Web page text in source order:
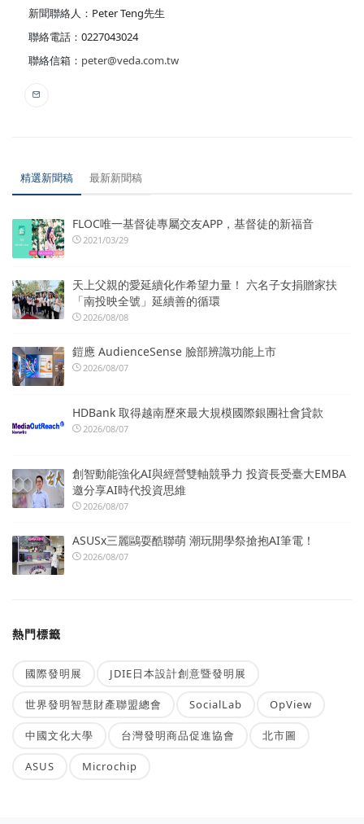
新聞聯絡人：Peter Teng先生
聯絡電話：0227043024
聯絡信箱： peter@veda.com.tw
精選新聞稿 最新新聞稿
FLOC唯一基督徒專屬交友APP，基督徒的新福音
2021/03/29
天上父親的愛延續化作希望力量！ 六名子女捐贈家扶
「南投映全號」延續善的循環
2026/08/08
鎧應 AudienceSense 臉部辨識功能上市
2026/08/07
HDBank 取得越南歷來最大規模國際銀團社會貸款
2026/08/07
創智動能強化AI與經營雙軸競爭力 投資長受臺大EMBA
邀分享AI時代投資思維
2026/08/07
ASUSx三麗鷗耍酷聯萌 潮玩開學祭搶抱AI筆電！
2026/08/07
熱門標籤
國際發明展 JDIE日本設計創意暨發明展
世界發明智慧財產聯盟總會 SocialLab OpView
中國文化大學 台灣發明商品促進協會 北市圖
ASUS Microchip